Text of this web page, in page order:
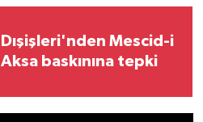
Dışişleri'nden Mescid-i
Aksa baskınına tepki